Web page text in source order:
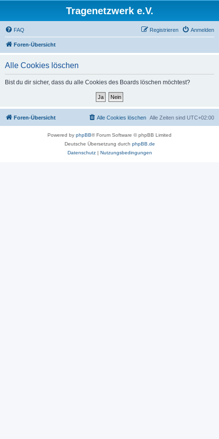
Tragenetzwerk e.V.
FAQ Anmelden
Registrieren
Foren-Übersicht
Alle Cookies löschen
Bist du dir sicher, dass du alle Cookies des Boards löschen möchtest?
Foren-Übersicht Alle Zeiten sind UTC+02:00
Alle Cookies löschen
Powered by phpBB® Forum Software © phpBB Limited
Deutsche Übersetzung durch phpBB.de
Datenschutz| Nutzungsbedingungen